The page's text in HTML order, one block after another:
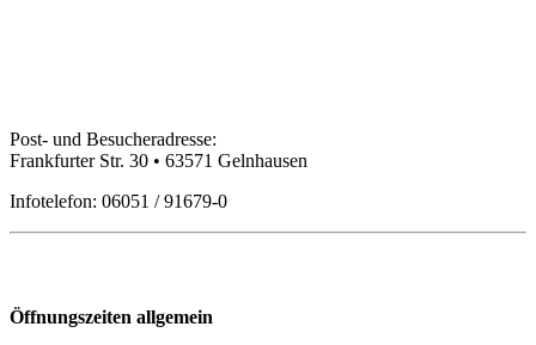
Post- und Besucheradresse:
Frankfurter Str. 30 • 63571 Gelnhausen
Infotelefon: 06051 / 91679-0
Öffnungszeiten allgemein